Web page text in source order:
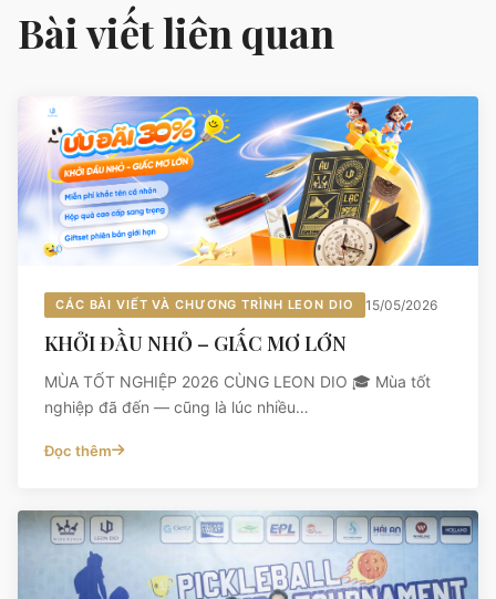
Bài viết liên quan
CÁC BÀI VIẾT VÀ CHƯƠNG TRÌNH LEON DIO 15/05/2026
KHỞI ĐẦU NHỎ – GIẤC MƠ LỚN
MÙA TỐT NGHIỆP 2026 CÙNG LEON DIO 🎓 Mùa tốt
nghiệp đã đến — cũng là lúc nhiều…
Đọc thêm